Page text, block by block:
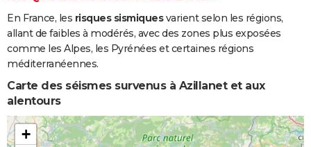
En France, les risques sismiquesvarient selon les régions,
allant de faibles à modérés, avec des zones plus exposées
comme les Alpes, les Pyrénées et certaines régions
méditerranéennes.
Carte des séismes survenus à Azillanet et aux
alentours
+